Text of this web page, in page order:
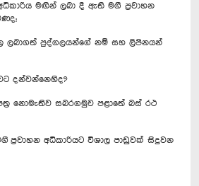
මඟින් ලබා දී ඇති මගී ප්‍රවාහන
පුද්ගලයන්ගේ නම් සහ ලිපිනයන්
දන්වන්නෙහිද?
නොමැතිව සබරගමුව පළාතේ බස් රථ
ප්‍රවාහන අධිකාරියට විශාල පාඩුවක් සිදුවන